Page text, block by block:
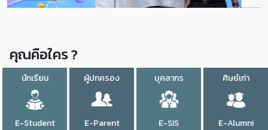
คุณคือใคร ?
นักเรียน
E-Student
ผู้ปกครอง
E-Parent
บุคลากร
E-SIS
ศิษย์เก่า
E-Alumni